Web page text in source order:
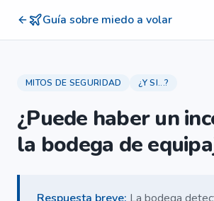
Guía sobre miedo a volar
MITOS DE SEGURIDAD ¿Y SI...?
¿Puede haber un
la bodega de